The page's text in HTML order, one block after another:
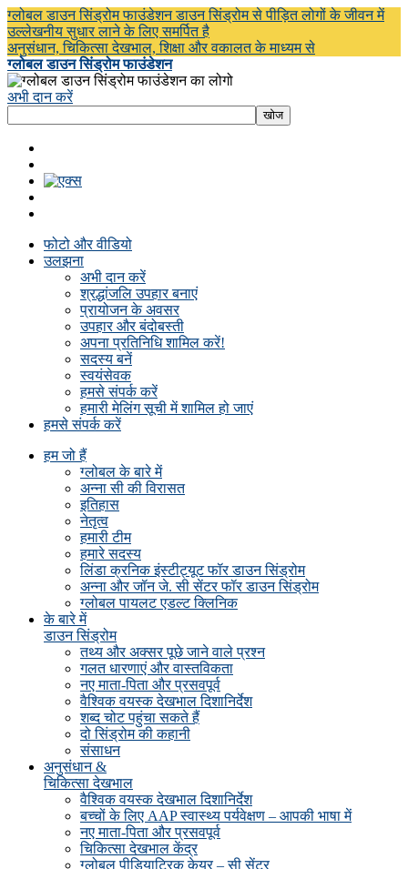
ग्लोबल डाउन सिंड्रोम फाउंडेशन डाउन सिंड्रोम से पीड़ित लोगों के जीवन में
उल्लेखनीय सुधार लाने के लिए समर्पित है
अनुसंधान, चिकित्सा देखभाल, शिक्षा और वकालत के माध्यम से
ग्लोबल डाउन सिंड्रोम फाउंडेशन
अभी दान करें
फोटो और वीडियो
उलझना
अभी दान करें
श्रद्धांजलि उपहार बनाएं
प्रायोजन के अवसर
उपहार और बंदोबस्ती
अपना प्रतिनिधि शामिल करें!
सदस्य बनें
स्वयंसेवक
हमसे संपर्क करें
हमारी मेलिंग सूची में शामिल हो जाएं
हमसे संपर्क करें
हम जो हैं
ग्लोबल के बारे में
अन्ना सी की विरासत
इतिहास
नेतृत्व
हमारी टीम
हमारे सदस्य
लिंडा क्रनिक इंस्टीट्यूट फॉर डाउन सिंड्रोम
अन्ना और जॉन जे. सी सेंटर फॉर डाउन सिंड्रोम
ग्लोबल पायलट एडल्ट क्लिनिक
के बारे में
डाउन सिंड्रोम
तथ्य और अक्सर पूछे जाने वाले प्रश्न
गलत धारणाएं और वास्तविकता
नए माता-पिता और प्रसवपूर्व
वैश्विक वयस्क देखभाल दिशानिर्देश
शब्द चोट पहुंचा सकते हैं
दो सिंड्रोम की कहानी
संसाधन
अनुसंधान &
चिकित्सा देखभाल
वैश्विक वयस्क देखभाल दिशानिर्देश
बच्चों के लिए AAP स्वास्थ्य पर्यवेक्षण – आपकी भाषा में
नए माता-पिता और प्रसवपूर्व
चिकित्सा देखभाल केंद्र
ग्लोबल पीडियाट्रिक केयर – सी सेंटर